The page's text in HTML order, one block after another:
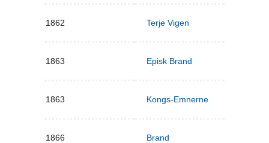
1862 Terje Vigen
1863 Episk Brand
1863 Kongs-Emnerne
1866 Brand